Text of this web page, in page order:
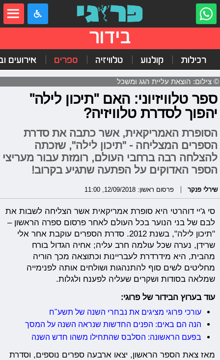
בידור
רכילות קולנוע טלוויזיה ספרים אירועים
© צילום: הוצאת עליית הגג ומשכל
ספר טלוויזיוני: האם "תיכון לילה"
יהפוך לסדרת טלוויזיה?
הסופרת האמריקאית, אשר כתבה את סדרת
הספרים המצליחה - "תיכון לילה", שזכתה
להצלחה רבה ברחבי העולם, רומזת עבור מעריצי
הספר האדוקים על הפתעה שתגיע בקרוב!
שירלי פנקר פרסום ראשון: 12/09/2018, 11:00
סי ג'יי דוהרטי היא סופרת אמריקאית אשר הצליחה לשבות את
לבם של בני הנוער בכל העולם לאחר פרסום ספרה הראשון –
"תיכון לילה", בשנת 2012. סדרת הספרים עוקבת אחר אלי
שרידן, נערה שכל עולמה חרב עליה; אחיה הגדול בורח
מהבית, היא מידרדרת לעבריינות וכתוצאה מכך הוריה
מחליטים לשים סוף להתנהגות ושולחים אותה לפנימייה
שמלאה בסודות ושקרים שעליה לפענח ולגלות.
עוד בערוץ הבידור של פרוגי:
עורכי פרוגי מציגים את נבחרי השנה של תשע"ח
הנה הם באים: הפנים החדשות שנראה השנה על המסך
בפעם הראשונה: הסלבס שהתחילו משהו חדש השנה
מאז צאת הספר הראשון, יצאו ארבעה ספרים נוספים, וסדרת